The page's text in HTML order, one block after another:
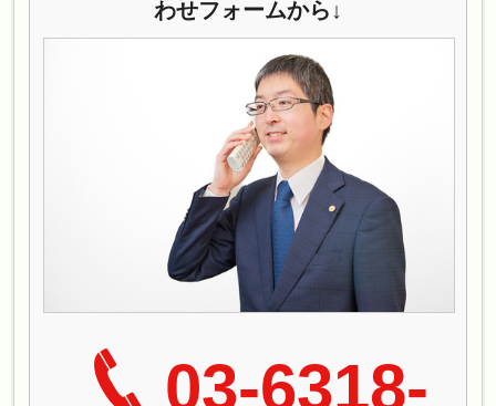
わせフォームから↓
03-6318-